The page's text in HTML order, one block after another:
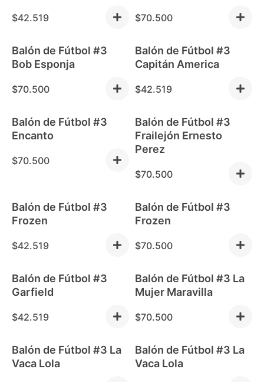
$42.519 $70.500
Balón de Fútbol #3
Bob Esponja
$70.500
Balón de Fútbol #3
Capitán America
$42.519
Balón de Fútbol #3
Encanto
$70.500
Balón de Fútbol #3
Frailejón Ernesto
Perez
$70.500
Balón de Fútbol #3
Frozen
$42.519
Balón de Fútbol #3
Frozen
$70.500
Balón de Fútbol #3
Garfield
$42.519
Balón de Fútbol #3 La
Mujer Maravilla
$70.500
Balón de Fútbol #3 La
Vaca Lola
Balón de Fútbol #3 La
Vaca Lola